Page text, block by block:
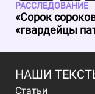
РАССЛЕДОВАНИЕ
«Сорок
«гвардейцы
НАШИ
Статьи